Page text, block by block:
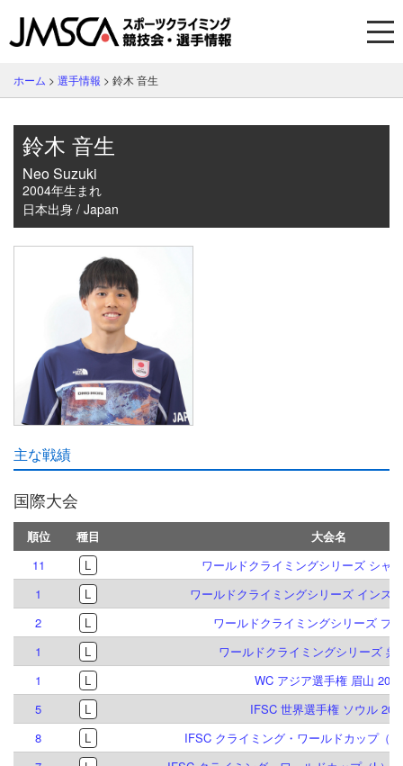
ホーム > 選手情報 > 鈴木 音生
鈴木 音生
Neo Suzuki
2004年生まれ
日本出身 / Japan
主な戦績
国際大会
順位 種目
大会名
11
L
ワールドクライミングシリーズ シャ
1
L
ワールドクライミングシリーズ インス
2
L
ワールドクライミングシリーズ プ
1
L
ワールドクライミングシリーズ 呉
1
L
WC アジア選手権 眉山 2026
5
L
IFSC 世界選手権 ソウル
8
L
IFSC クライミング・ワールドカップ（L